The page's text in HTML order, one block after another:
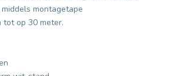
montagetape
tot op 30 meter.